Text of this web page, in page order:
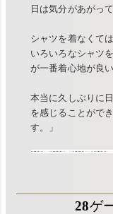
日は気分があがっ
シャツを着なくて
いろいろなシャツ
が一番着心地が良い
本当に久しぶりに
を感じることがで
す。」
28ゲ